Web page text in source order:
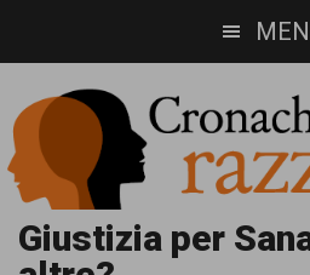
to
main
content
to
footer
Cronache
Giustizia per